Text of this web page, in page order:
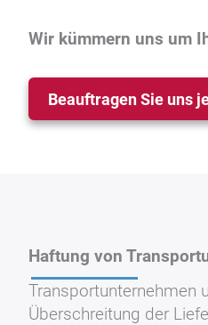
Wir kümmern uns um
Beauftragen Sie uns
Haftung von
Transportunternehmen
Überschreitung der